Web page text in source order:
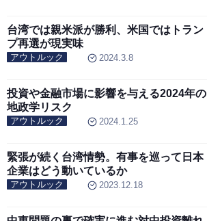
台湾では親米派が勝利、米国ではトラン
プ再選が現実味
アウトルック 2024.3.8
投資や金融市場に影響を与える2024年の
地政学リスク
アウトルック 2024.1.25
緊張が続く台湾情勢。有事を巡って日本
企業はどう動いているか
アウトルック 2023.12.18